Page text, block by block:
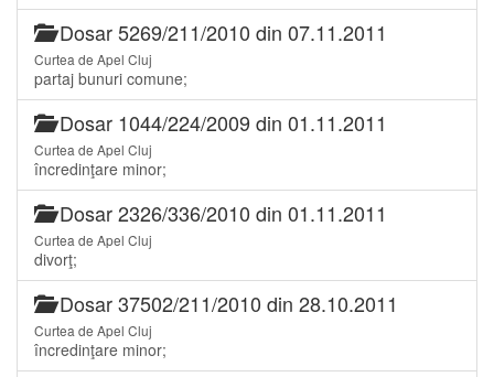
Dosar 5269/211/2010 din 07.11.2011
Curtea de Apel Cluj
partaj bunuri comune;
Dosar 1044/224/2009 din 01.11.2011
Curtea de Apel Cluj
încredinţare minor;
Dosar 2326/336/2010 din 01.11.2011
Curtea de Apel Cluj
divorţ;
Dosar 37502/211/2010 din 28.10.2011
Curtea de Apel Cluj
încredinţare minor;